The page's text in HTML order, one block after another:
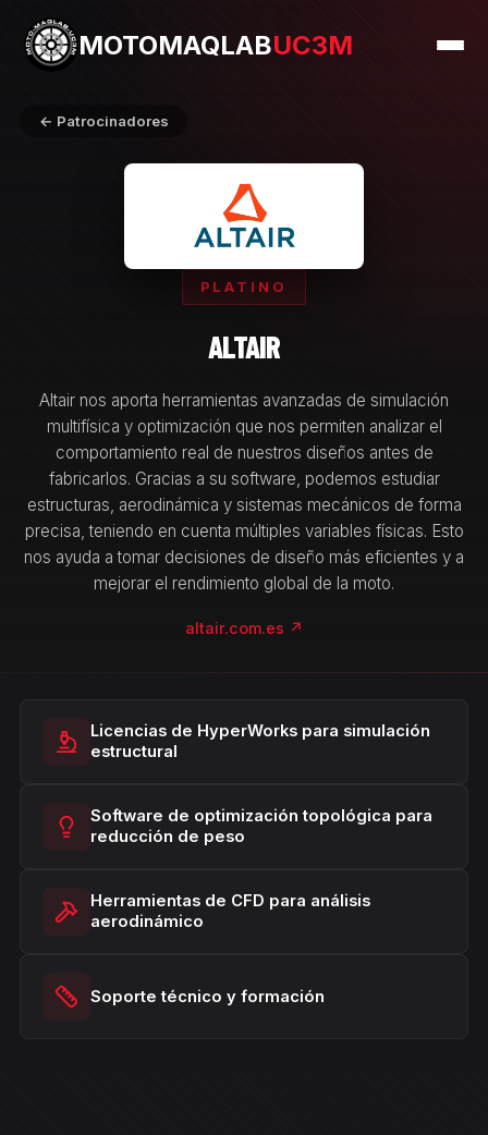
MOTOMAQLABUC3M
← Patrocinadores
PLATINO
ALTAIR
Altair nos aporta herramientas avanzadas de simulación
multifísica y optimización que nos permiten analizar el
comportamiento real de nuestros diseños antes de
fabricarlos. Gracias a su software, podemos estudiar
estructuras, aerodinámica y sistemas mecánicos de forma
precisa, teniendo en cuenta múltiples variables físicas. Esto
nos ayuda a tomar decisiones de diseño más eficientes y a
mejorar el rendimiento global de la moto.
altair.com.es ↗
Licencias de HyperWorks para simulación
estructural
Software de optimización topológica para
reducción de peso
Herramientas de CFD para análisis
aerodinámico
Soporte técnico y formación